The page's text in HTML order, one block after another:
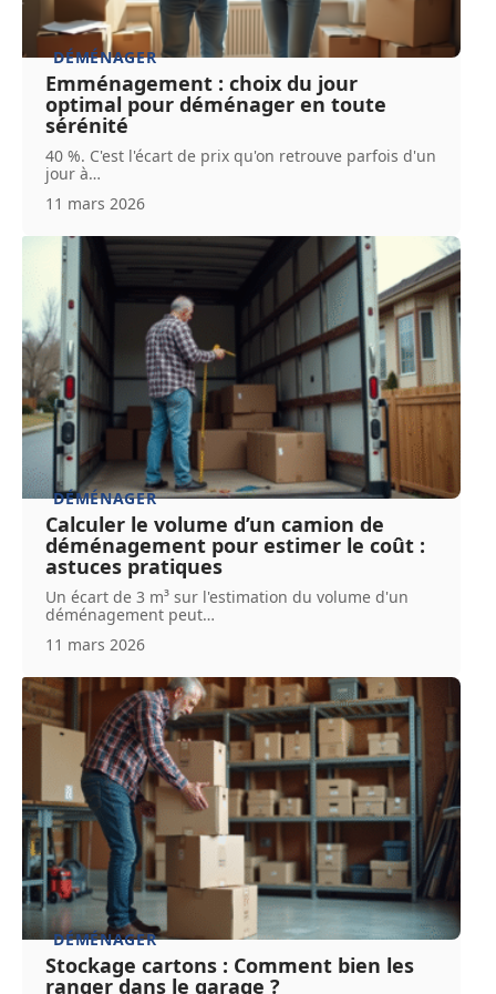
DÉMÉNAGER
Emménagement : choix du jour
optimal pour déménager en toute
sérénité
40 %. C'est l'écart de prix qu'on retrouve parfois d'un
jour à…
11 mars 2026
DÉMÉNAGER
Calculer le volume d’un camion de
déménagement pour estimer le coût :
astuces pratiques
Un écart de 3 m³ sur l'estimation du volume d'un
déménagement peut…
11 mars 2026
DÉMÉNAGER
Stockage cartons : Comment bien les
ranger dans le garage ?